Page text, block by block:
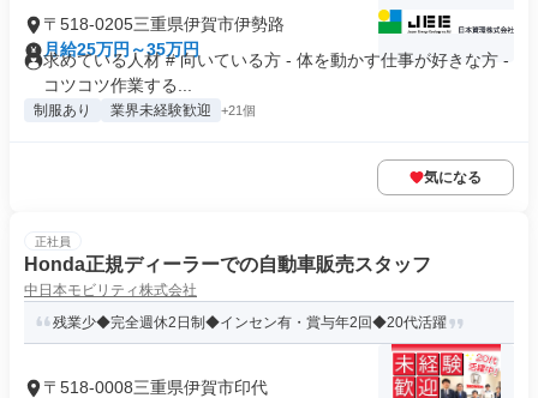
〒518-0205三重県伊賀市伊勢路
月給25万円～35万円
求めている人材 # 向いている方 - 体を動かす仕事が好きな方 -
コツコツ作業する...
制服あり 業界未経験歓迎 +21個
気になる
正社員
Honda正規ディーラーでの自動車販売スタッフ
中日本モビリティ株式会社
残業少◆完全週休2日制◆インセン有・賞与年2回◆20代活躍
〒518-0008三重県伊賀市印代